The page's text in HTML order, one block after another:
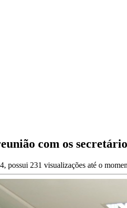
com os
possui 231 visualizações até o